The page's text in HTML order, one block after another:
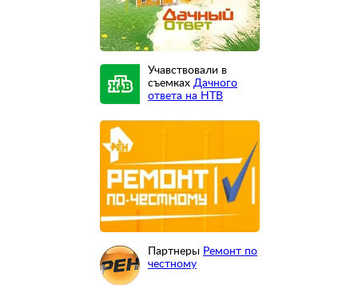
Учавствовали в
съемках Дачного
ответа на НТВ
Партнеры Ремонт по
честному